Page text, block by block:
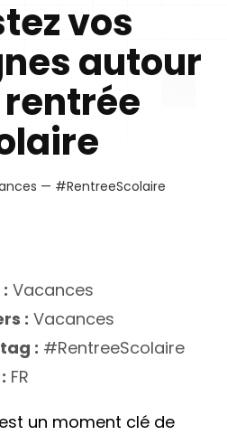
vos
autour
— #RentreeScolaire
Vacances
: Vacances
: #RentreeScolaire
FR
un moment clé de